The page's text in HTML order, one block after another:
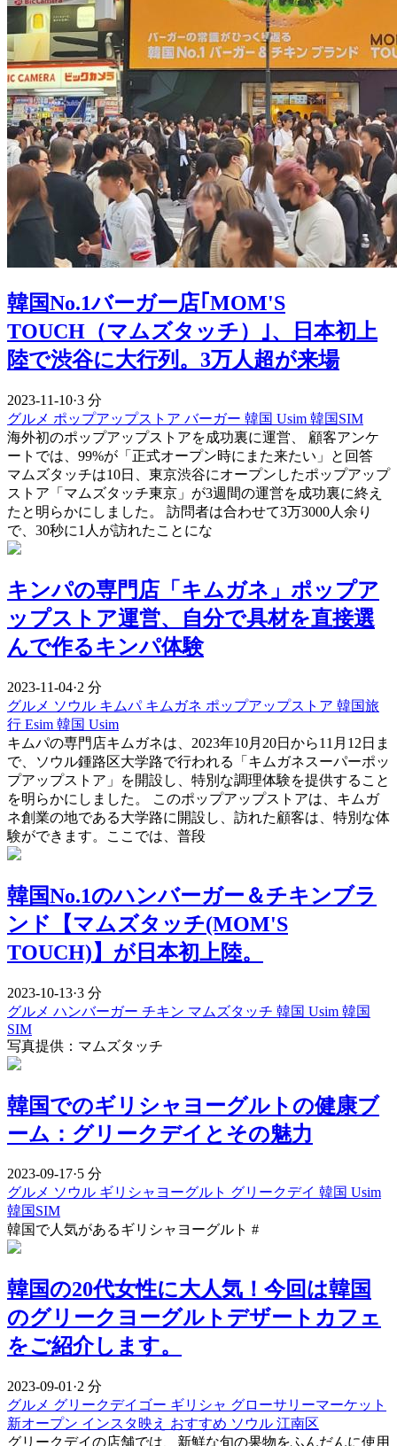
韓国No.1バーガー店｢MOM'S
TOUCH（マムズタッチ）｣、日本初上
陸で渋谷に大行列。3万人超が来場
2023-11-10·3 分
グルメ ポップアップストア バーガー 韓国 Usim 韓国SIM
海外初のポップアップストアを成功裏に運営、 顧客アンケ
ートでは、99%が「正式オープン時にまた来たい」と回答
マムズタッチは10日、東京渋谷にオープンしたポップアップ
ストア「マムズタッチ東京」が3週間の運営を成功裏に終え
たと明らかにしました。 訪問者は合わせて3万3000人余り
で、30秒に1人が訪れたことにな
キンパの専門店「キムガネ」ポップア
ップストア運営、自分で具材を直接選
んで作るキンパ体験
2023-11-04·2 分
グルメ ソウル キムパ キムガネ ポップアップストア 韓国旅
行 Esim 韓国 Usim
キムパの専門店キムガネは、2023年10月20日から11月12日ま
で、ソウル鍾路区大学路で行われる「キムガネスーパーポッ
プアップストア」を開設し、特別な調理体験を提供すること
を明らかにしました。 このポップアップストアは、キムガ
ネ創業の地である大学路に開設し、訪れた顧客は、特別な体
験ができます。ここでは、普段
韓国No.1のハンバーガー＆チキンブラ
ンド【マムズタッチ(MOM'S
TOUCH)】が日本初上陸。
2023-10-13·3 分
グルメ ハンバーガー チキン マムズタッチ 韓国 Usim 韓国
SIM
写真提供：マムズタッチ
韓国でのギリシャヨーグルトの健康ブ
ーム：グリークデイとその魅力
2023-09-17·5 分
グルメ ソウル ギリシャヨーグルト グリークデイ 韓国 Usim
韓国SIM
韓国で人気があるギリシャヨーグルト #
韓国の20代女性に大人気！今回は韓国
のグリークヨーグルトデザートカフェ
をご紹介します。
2023-09-01 ·2 分
グルメ グリークデイゴー ギリシャ グローサリーマーケット
新オープン インスタ映え おすすめ ソウル 江南区
グリークデイの店舗では、新鮮な旬の果物をふんだんに使用